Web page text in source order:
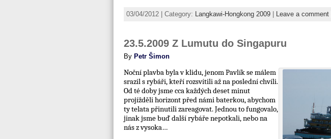
03/04/2012 | Category: Langkawi-Hongkong 2009 | Leave a comment
23.5.2009 Z Lumutu do Singapuru
By Petr Šimon
Noční plavba byla v klidu, jenom Pavlík se málem
srazil s rybáři, kteří rozsvítili až na poslední chvíli.
Od té doby jsme cca každých deset minut
projížděli horizont před námi baterkou, abychom
ty telata přinutili zareagovat. Jednou to fungovalo,
jinak jsme buď další rybáře nepotkali, nebo na
nás z vysoka…